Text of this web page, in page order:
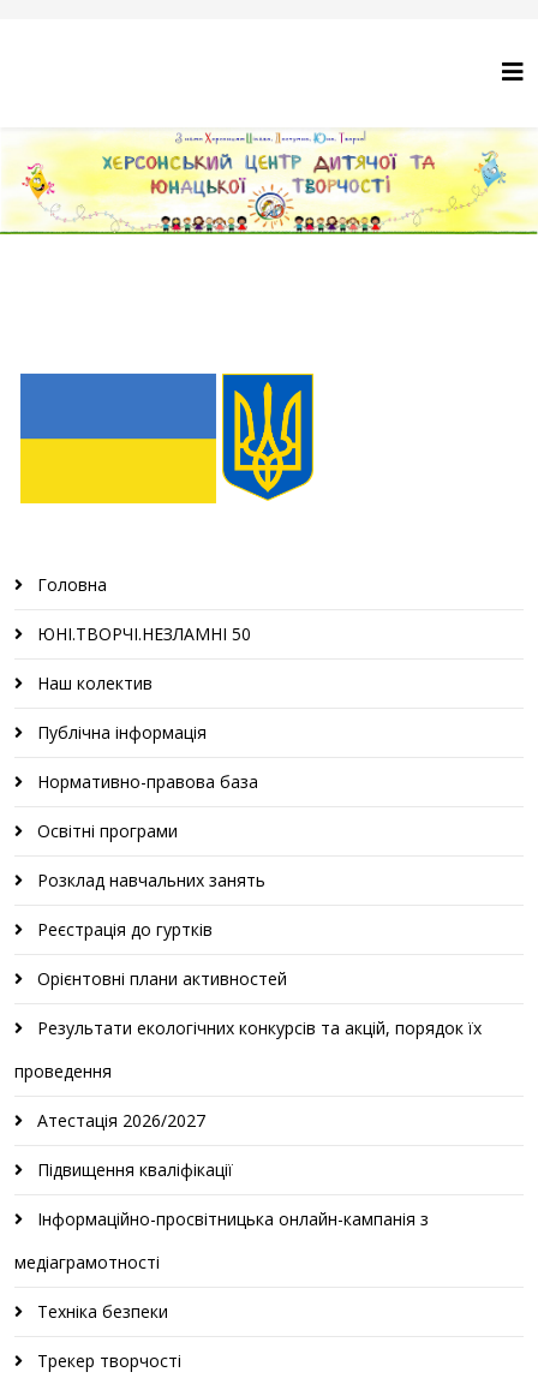
Головна
ЮНІ.ТВОРЧІ.НЕЗЛАМНІ 50
Наш колектив
Публічна інформація
Нормативно-правова база
Освітні програми
Розклад навчальних занять
Реєстрація до гуртків
Орієнтовні плани активностей
Результати екологічних конкурсів та акцій, порядок їх
проведення
Атестація 2026/2027
Підвищення кваліфікації
Інформаційно-просвітницька онлайн-кампанія з
медіаграмотності
Техніка безпеки
Трекер творчості